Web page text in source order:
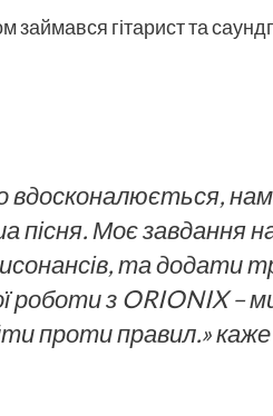
займався гітарист та
вдосконалюється,
Моє завдання
та додати
роботи з ORIONIX –
проти правил.» каже